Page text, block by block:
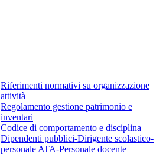
Riferimenti normativi su organizzazione
attività
Regolamento gestione patrimonio e
inventari
Codice di comportamento e disciplina
Dipendenti pubblici-Dirigente scolastico-
personale ATA-Personale docente